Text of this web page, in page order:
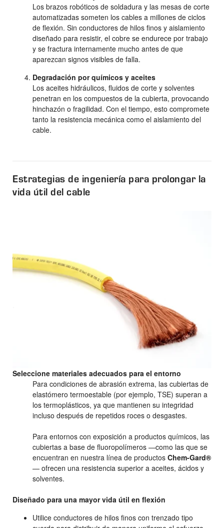
Los brazos robóticos de soldadura y las mesas de corte
automatizadas someten los cables a millones de ciclos
de flexión. Sin conductores de hilos finos y aislamiento
diseñado para resistir, el cobre se endurece por trabajo
y se fractura internamente mucho antes de que
aparezcan signos visibles de falla.
Degradación por químicos y aceites
Los aceites hidráulicos, fluidos de corte y solventes
penetran en los compuestos de la cubierta, provocando
hinchazón o fragilidad. Con el tiempo, esto compromete
tanto la resistencia mecánica como el aislamiento del
cable.
Estrategias de ingeniería para prolongar la
vida útil del cable
Seleccione materiales adecuados para el entorno
Para condiciones de abrasión extrema, las cubiertas de
elastómero termoestable (por ejemplo, TSE) superan a
los termoplásticos, ya que mantienen su integridad
incluso después de repetidos roces o desgastes.
Para entornos con exposición a productos químicos, las
cubiertas a base de fluoropolímeros —como las que se
encuentran en nuestra línea de productos Chem-Gard®
— ofrecen una resistencia superior a aceites, ácidos y
solventes.
Diseñado para una mayor vida útil en flexión
Utilice conductores de hilos finos con trenzado tipo